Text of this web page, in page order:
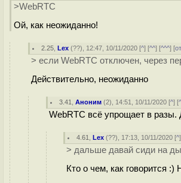
>WebRTC
Ой, как неожиданно!
2.25 ,Lex (??), 12:47, 10/11/2020 [^] [^^] [^^^] [
> если WebRTC отключен, через
Действительно, неожиданно
3.41 ,Аноним (2), 14:51, 10/11/2020 [^] [
WebRTC всё упрощает в
4.61 ,Lex (??), 17:13, 10/11/2020 [^
> дальше давай сиди на
Кто о чем, как говорится